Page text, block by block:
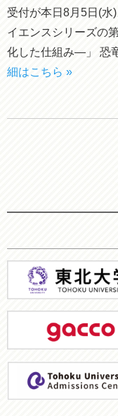
受付が本日8月5日(水
イエンスシリーズの
化した仕組み―」 恐
細はこちら »